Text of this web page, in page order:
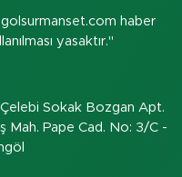
haber
yasaktır."
Sokak Bozgan Apt.
Mah. Pape Cad. No: 3/C -